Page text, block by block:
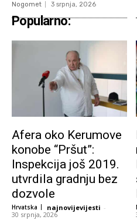
Nogomet 3 srpnja, 2026
Popularno:
Afera oko Kerumove
konobe “Pršut”:
Inspekcija još 2019.
utvrdila gradnju bez
dozvole
Hrvatska najnovijevijesti -
30 srpnja, 2026